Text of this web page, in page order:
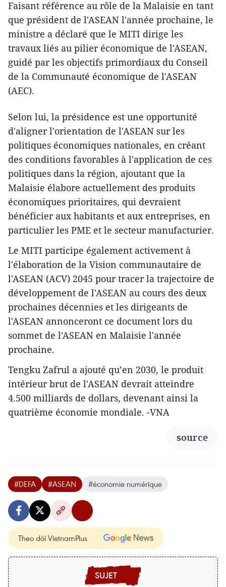
Faisant référence au rôle de la Malaisie en tant
que président de l'ASEAN l'année prochaine, le
ministre a déclaré que le MITI dirige les
travaux liés au pilier économique de l'ASEAN,
guidé par les objectifs primordiaux du Conseil
de la Communauté économique de l'ASEAN
(AEC).
Selon lui, la présidence est une opportunité
d'aligner l'orientation de l'ASEAN sur les
politiques économiques nationales, en créant
des conditions favorables à l'application de ces
politiques dans la région, ajoutant que la
Malaisie élabore actuellement des produits
économiques prioritaires, qui devraient
bénéficier aux habitants et aux entreprises, en
particulier les PME et le secteur manufacturier.
Le MITI participe également activement à
l'élaboration de la Vision communautaire de
l'ASEAN (ACV) 2045 pour tracer la trajectoire de
développement de l'ASEAN au cours des deux
prochaines décennies et les dirigeants de
l'ASEAN annonceront ce document lors du
sommet de l'ASEAN en Malaisie l'année
prochaine.
Tengku Zafrul a ajouté qu’en 2030, le produit
intérieur brut de l'ASEAN devrait atteindre
4.500 milliards de dollars, devenant ainsi la
quatrième économie mondiale. -VNA
source
#DEFA #ASEAN #économie numérique
Theo dõi VietnamPlus